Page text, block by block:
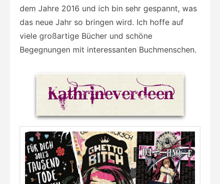
dem Jahre 2016 und ich bin sehr gespannt, was
das neue Jahr so bringen wird. Ich hoffe auf
viele großartige Bücher und schöne
Begegnungen mit interessanten Buchmenschen.